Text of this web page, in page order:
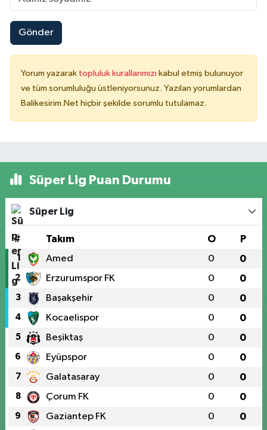
Gönder
Yorum yazarak topluluk kurallarımızı kabul etmiş bulunuyor
ve tüm sorumluluğu üstleniyorsunuz. Yazılan yorumlardan
Balikesirim.Net hiçbir şekilde sorumlu tutulamaz.
Süper Lig Puan Durumu
Süper Lig
# Takım O P
1 Amed 0 0
2 Erzurumspor FK 0 0
3 Başakşehir 0 0
4 Kocaelispor 0 0
5 Beşiktaş 0 0
6 Eyüpspor 0 0
7 Galatasaray 0 0
8 Çorum FK 0 0
9 Gaziantep FK 0 0